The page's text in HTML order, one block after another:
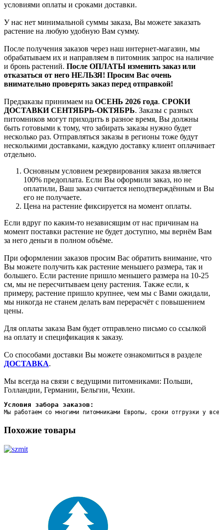
условиями оплаты и сроками доставки.
У нас нет минимальной суммы заказа, Вы можете заказать
растение на любую удобную Вам сумму.
После получения заказов через наш интернет-магазин, мы
обрабатываем их и направляем в питомник запрос на наличие
и бронь растений. После ОПЛАТЫ изменить заказ или
отказаться от него НЕЛЬЗЯ! Просим Вас очень
внимательно проверять заказ перед отправкой!
Предзаказы принимаем на ОСЕНЬ 2026 года. СРОКИ
ДОСТАВКИ СЕНТЯБРЬ-ОКТЯБРЬ. Заказы с разных
питомников могут приходить в разное время, Вы должны
быть готовыми к тому, что забирать заказы нужно будет
несколько раз. Отправляться заказы в регионы тоже будут
несколькими доставками, каждую доставку клиент оплачивает
отдельно.
Основным условием резервирования заказа является
100% предоплата. Если Вы оформили заказ, но не
оплатили, Ваш заказ считается неподтверждённым и Вы
его не получаете.
Цена на растение фиксируется на момент оплаты.
Если вдруг по каким-то независящим от нас причинам на
момент поставки растение не будет доступно, мы вернём Вам
за него деньги в полном объёме.
При оформлении заказов просим Вас обратить внимание, что
Вы можете получить как растение меньшего размера, так и
большего. Если растение пришло меньшего размера на 10-25
см, мы не пересчитываем цену растения. Также если, к
примеру, растение пришло крупнее, чем мы с Вами ожидали,
мы никогда не станем делать вам перерасчёт с повышением
цены.
Для оплаты заказа Вам будет отправлено письмо со ссылкой
на оплату и спецификация к заказу.
Со способами доставки Вы можете ознакомиться в разделе
ДОСТАВКА.
Мы всегда на связи с ведущими питомниками: Польши,
Голландии, Германии, Бельгии, Чехии.
Условия забора заказов:
Мы работаем со многими питомниками Европы, сроки отгрузки у
Похожие товары